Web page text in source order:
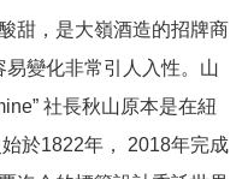
甜，是大嶺酒造的招牌商
變化非常引人入性。山
社長秋山原本是在紐
於1822年， 2018年完成